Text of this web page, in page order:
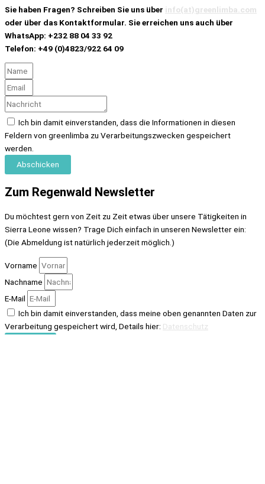
Sie haben Fragen? Schreiben Sie uns über info(at)greenlimba.com
oder über das Kontaktformular. Sie erreichen uns auch über
WhatsApp: +232 88 04 33 92
Telefon: +49 (0)4823/922 64 09
Ich bin damit einverstanden, dass die Informationen in diesen
Feldern von greenlimba zu Verarbeitungszwecken gespeichert
werden.
Abschicken
Zum Regenwald Newsletter
Du möchtest gern von Zeit zu Zeit etwas über unsere Tätigkeiten in
Sierra Leone wissen? Trage Dich einfach in unseren Newsletter ein:
(Die Abmeldung ist natürlich jederzeit möglich.)
Vorname
Nachname
E-Mail
Ich bin damit einverstanden, dass meine oben genannten Daten zur
Verarbeitung gespeichert wird, Details hier: Datenschutz